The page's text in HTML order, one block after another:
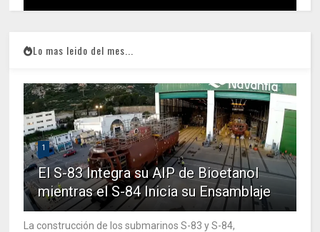
Lo mas leido del mes...
1
El S-83 Integra su AIP de Bioetanol
mientras el S-84 Inicia su Ensamblaje
La construcción de los submarinos S-83 y S-84,